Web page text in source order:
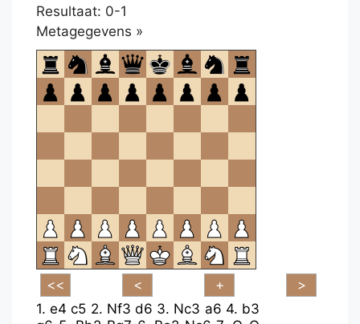
Resultaat: 0-1
Metagegevens »
om
te
openen.
1.e4 c5 2. Nf3 d6 3. Nc3 a6 4. b3